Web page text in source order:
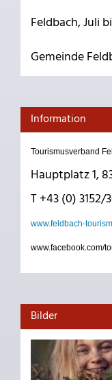
Feldbach, Juli
Gemeinde
Information
Tourismusverband
Hauptplatz 1,
T +43 (0) 3152/
www.feldbach-
www.facebook.com/
Bilder